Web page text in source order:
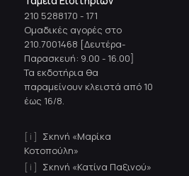
210 5288170 - 171
Ομαδικές αγορές στο
210.7001468 [Δευτέρα-
Παρασκευή: 9.00 - 16.00]
Τα εκδοτήρια θα
παραμείνουν κλειστά από 10
έως 16/8.
Σκηνή «Μαρίκα
Κοτοπούλη»
Σκηνή «Κατίνα Παξινού»